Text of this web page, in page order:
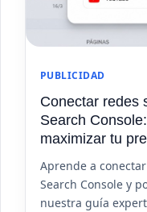
PUBLICIDAD
Conectar redes
Search
maximizar tu
Aprende a
Search Console y
nuestra guía